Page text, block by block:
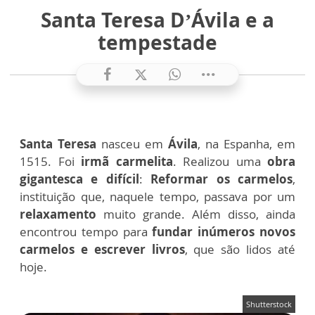
Santa Teresa D’Ávila e a
tempestade
Santa Teresa nasceu em Ávila, na Espanha, em
1515. Foi irmã carmelita. Realizou uma obra
gigantesca e difícil: Reformar os carmelos,
instituição que, naquele tempo, passava por um
relaxamento muito grande. Além disso, ainda
encontrou tempo parafundar inúmeros novos
carmelos e escrever livros, que são lidos até
hoje.
Shutterstock